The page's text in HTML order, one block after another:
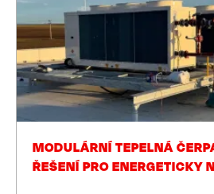
MODULÁRNÍ TEPELNÁ
ŘEŠENÍ PRO ENERGETICKY